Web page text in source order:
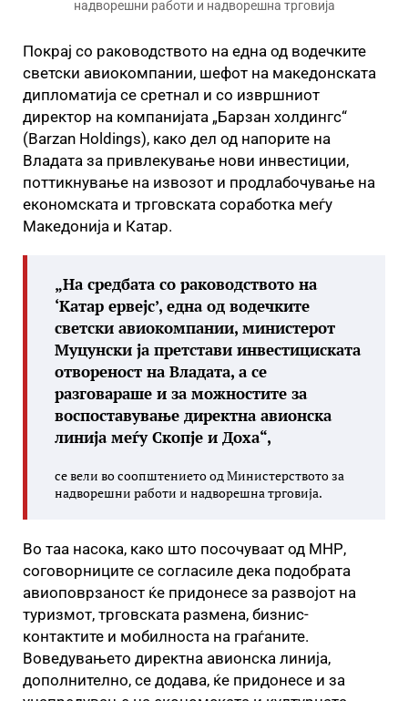
надворешни работи и надворешна трговија
Покрај со раководството на една од водечките
светски авиокомпании, шефот на македонската
дипломатија се сретнал и со извршниот
директор на компанијата „Барзан холдингс“
(Barzan Holdings), како дел од напорите на
Владата за привлекување нови инвестиции,
поттикнување на извозот и продлабочување на
економската и трговската соработка меѓу
Македонија и Катар.
„На средбата со раководството на
‘Катар ервејс’, една од водечките
светски авиокомпании, министерот
Муцунски ја претстави инвестициската
отвореност на Владата, а се
разговараше и за можностите за
воспоставување директна авионска
линија меѓу Скопје и Доха“,
се вели во соопштението од Министерството за
надворешни работи и надворешна трговија.
Во таа насока, како што посочуваат од МНР,
соговорниците се согласиле дека подобрата
авиоповрзаност ќе придонесе за развојот на
туризмот, трговската размена, бизнис-
контактите и мобилноста на граѓаните.
Воведувањето директна авионска линија,
дополнително, се додава, ќе придонесе и за